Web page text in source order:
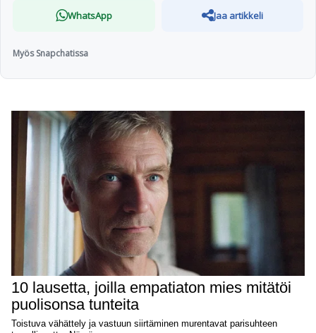
WhatsApp Jaa artikkeli
Myös Snapchatissa